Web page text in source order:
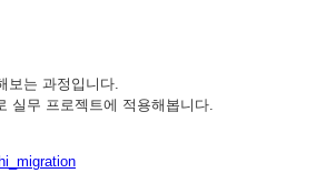
보는 과정입니다.
실무 프로젝트에 적용해봅니다.